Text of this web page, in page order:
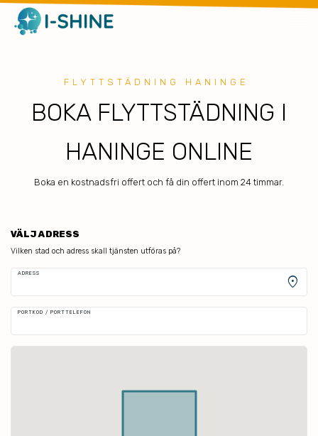
FLYTTSTÄDNING HANINGE
BOKA FLYTTSTÄDNING I
HANINGE ONLINE
Boka en kostnadsfri offert och få din offert inom 24 timmar.
VÄLJ ADRESS
Vilken stad och adress skall tjänsten utföras på?
ADRESS
location_on
PORTKOD / PORTTELEFON